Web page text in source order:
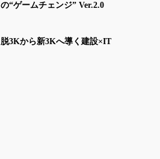
の“ゲームチェンジ” Ver.2.0
脱3Kから新3Kへ導く建設×IT